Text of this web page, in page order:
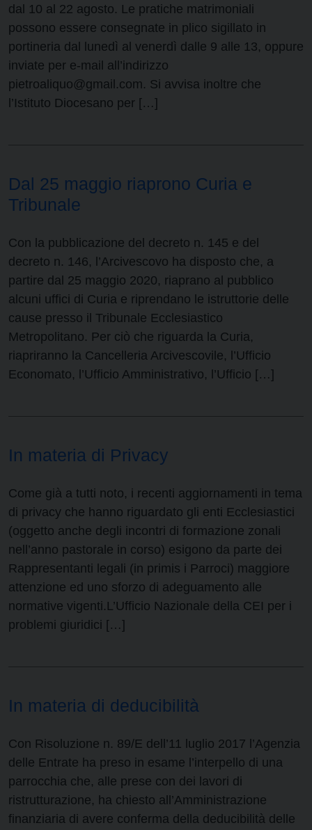
dal 10 al 22 agosto. Le pratiche matrimoniali
possono essere consegnate in plico sigillato in
portineria dal lunedì al venerdì dalle 9 alle 13, oppure
inviate per e-mail all’indirizzo
pietroaliquo@gmail.com. Si avvisa inoltre che
l’Istituto Diocesano per […]
Dal 25 maggio riaprono Curia e
Tribunale
Con la pubblicazione del decreto n. 145 e del
decreto n. 146, l’Arcivescovo ha disposto che, a
partire dal 25 maggio 2020, riaprano al pubblico
alcuni uffici di Curia e riprendano le istruttorie delle
cause presso il Tribunale Ecclesiastico
Metropolitano. Per ciò che riguarda la Curia,
riapriranno la Cancelleria Arcivescovile, l’Ufficio
Economato, l’Ufficio Amministrativo, l’Ufficio […]
In materia di Privacy
Come già a tutti noto, i recenti aggiornamenti in tema
di privacy che hanno riguardato gli enti Ecclesiastici
(oggetto anche degli incontri di formazione zonali
nell’anno pastorale in corso) esigono da parte dei
Rappresentanti legali (in primis i Parroci) maggiore
attenzione ed uno sforzo di adeguamento alle
normative vigenti.L’Ufficio Nazionale della CEI per i
problemi giuridici […]
In materia di deducibilità
Con Risoluzione n. 89/E dell’11 luglio 2017 l’Agenzia
delle Entrate ha preso in esame l’interpello di una
parrocchia che, alle prese con dei lavori di
ristrutturazione, ha chiesto all’Amministrazione
finanziaria di avere conferma della deducibilità delle